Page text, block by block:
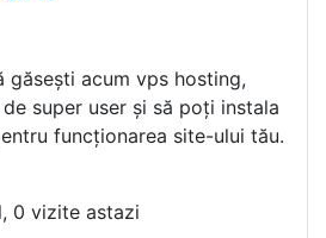
găsești acum vps hosting,
super user și să poți instala
funcționarea site-ului tău.
0 vizite astazi